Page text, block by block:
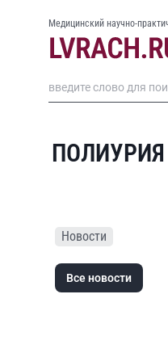
Медицинский научно-
ПОЛИУРИЯ
Новости
Все новости